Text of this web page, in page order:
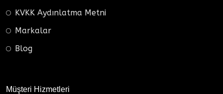
KVKK Aydınlatma Metni
Markalar
Blog
Müşteri Hizmetleri